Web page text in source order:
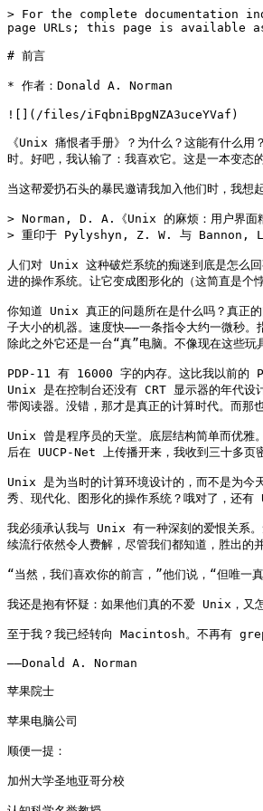
> For the complete documentation
page URLs; this page is available
# 前言
* 作者：Donald A. Norman
![](/files/iFqbniBpgNZA3uceYVaf)
《Unix 痛恨者手册》？为什么？这能有什么用
时。好吧，我认输了：我喜欢它。这是一本变态
当这帮爱扔石头的暴民邀请我加入他们时，我想
> Norman, D. A.《Unix 的麻烦：用户界
> 重印于 Pylyshyn, Z. W. 与 Bannon, L. J.
人们对 Unix 这种破烂系统的痴迷到底是怎么回
进的操作系统。让它变成图形化的（这简直是
你知道 Unix 真正的问题所在是什么吗？真正的
子大小的机器。速度快——一条指令大约一微秒
除此之外它还是一台“真”电脑。不像现在这些玩
PDP-11 有 16000 字的内存。这比我以前的
Unix 是在控制台还没有 CRT 显示器的年代设
带阅读器。没错，那才是真正的计算时代。而
Unix 曾是程序员的天堂。底层结构简单而优雅
后在 UUCP-Net 上传播开来，我收到三十多页
Unix 是为当时的计算环境设计的，而不是为今
秀、现代化、图形化的操作系统？哦对了，还
我必须承认我与 Unix 有一种深刻的爱恨关系。
续流行依然令人费解，尽管我们都知道，胜出的
“当然，我们喜欢你的前言，”他们说，“但唯
我还是抱有怀疑：如果他们真的不爱 Unix，又
至于我？我已经转向 Macintosh。不再有 grep
——Donald A. Norman
苹果院士
苹果电脑公司
顺便一提：
加州大学圣地亚哥分校